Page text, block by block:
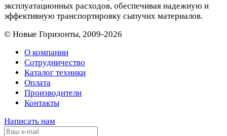
эксплуатационных расходов, обеспечивая надежную и
эффективную транспортировку сыпучих материалов.
© Новые Горизонты, 2009-2026
О компании
Сотрудничество
Каталог техники
Оплата
Производители
Контакты
Написать нам